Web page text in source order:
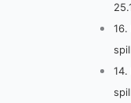
14.